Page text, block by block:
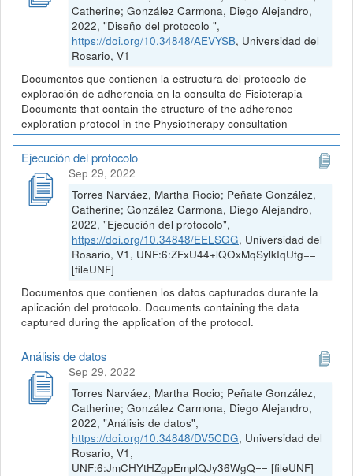
Catherine; González Carmona, Diego Alejandro,
2022, "Diseño del protocolo ",
https://doi.org/10.34848/AEVYSB, Universidad del
Rosario, V1
Documentos que contienen la estructura del protocolo de
exploración de adherencia en la consulta de Fisioterapia
Documents that contain the structure of the adherence
exploration protocol in the Physiotherapy consultation
Ejecución del protocolo
Sep 29, 2022
Torres Narváez, Martha Rocio; Peñate González,
Catherine; González Carmona, Diego Alejandro,
2022, "Ejecución del protocolo",
https://doi.org/10.34848/EELSGG, Universidad del
Rosario, V1, UNF:6:ZFxU44+lQOxMqSylkIqUtg==
[fileUNF]
Documentos que contienen los datos capturados durante la
aplicación del protocolo. Documents containing the data
captured during the application of the protocol.
Análisis de datos
Sep 29, 2022
Torres Narváez, Martha Rocio; Peñate González,
Catherine; González Carmona, Diego Alejandro,
2022, "Análisis de datos",
https://doi.org/10.34848/DV5CDG, Universidad del
Rosario, V1,
UNF:6:JmCHYtHZgpEmplQJy36WgQ== [fileUNF]